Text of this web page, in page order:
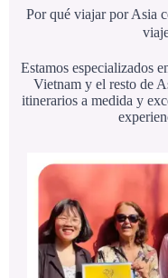
Por qué viajar por Asia
Estamos especializados
Vietnam y el resto de
itinerarios a medida y